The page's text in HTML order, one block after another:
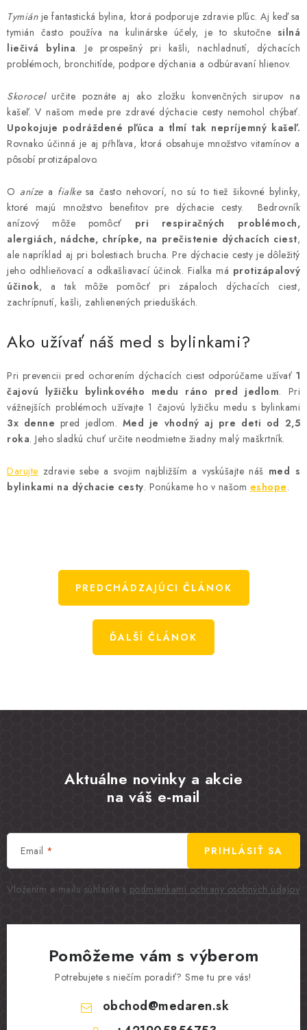
DARČEKOVÝ POUKAZ
VČELÁRSKE POTREBY
AKCIE A ZĽAVY
NOVINKY
ČOKOLÁDA
VÝŽIVOVÉ DOPLNKY
Kamenná predajňa Náš príbeh Články
Napísali o nás
Kontakty
Doprava a platba
Najčastejšie otázky FAQ
Fotogaléria
Obchodné podmienky
Ochrana osobných údajov
Tymiánje fantastická bylina, ktorá podporuje zdravie pľúc. Aj keď sa
tymián často používa na kulinárske účely, je to skutočne silná
liečivá bylina. Je prospešný pri kašli, nachladnutí, dýchacích
problémoch, bronchitíde, podpore dýchania a odbúravaní hlienov.
Skorocelurčite poznáte aj ako zložku konvenčných sirupov na
kašeľ. V našom mede pre zdravé dýchacie cesty nemohol chýbať.
Upokojuje podráždené pľúca a tlmí tak nepríjemný kašeľ.
Rovnako účinná je aj pŕhľava, ktorá obsahuje množstvo vitamínov a
pôsobí protizápalovo.
O aníze a fialkesa často nehovorí, no sú to tiež šikovné bylinky,
ktoré majú množstvo benefitov pre dýchacie cesty. Bedrovník
anízový môže pomôcť pri respiračných problémoch,
alergiách, nádche, chrípke, na prečistenie dýchacích ciest,
ale napríklad aj pri bolestiach brucha. Pre dýchacie cesty je dôležitý
jeho odhlieňovací a odkašliavací účinok. Fialka má protizápalový
účinok, a tak môže pomôcť pri zápaloch dýchacích ciest,
zachrípnutí, kašli, zahlienených prieduškách.
Ako užívať náš med s bylinkami?
Pri prevencii pred ochorením dýchacích ciest odporúčame užívať 1
čajovú lyžičku bylinkového medu ráno pred jedlom. Pri
vážnejších problémoch užívajte 1 čajovú lyžičku medu s bylinkami
3x denne pred jedlom. Med je vhodný aj pre deti od 2,5
roka. Jeho sladkú chuť určite neodmietne žiadny malý maškrtník.
Darujte zdravie sebe a svojim najbližším a vyskúšajte náš med s
bylinkami na dýchacie cesty. Ponúkame ho v našom eshope.
PREDCHÁDZAJÚCI ČLÁNOK
ĎALŠÍ ČLÁNOK
Aktuálne novinky a akcie
na váš e-mail
Email
Vložením e-mailu súhlasíte s podmienkami ochrany osobných údajov
PRIHLÁSIŤ SA
Pomôžeme vám s výberom
Potrebujete s niečím poradiť? Sme tu pre vás!
obchod@medaren.sk